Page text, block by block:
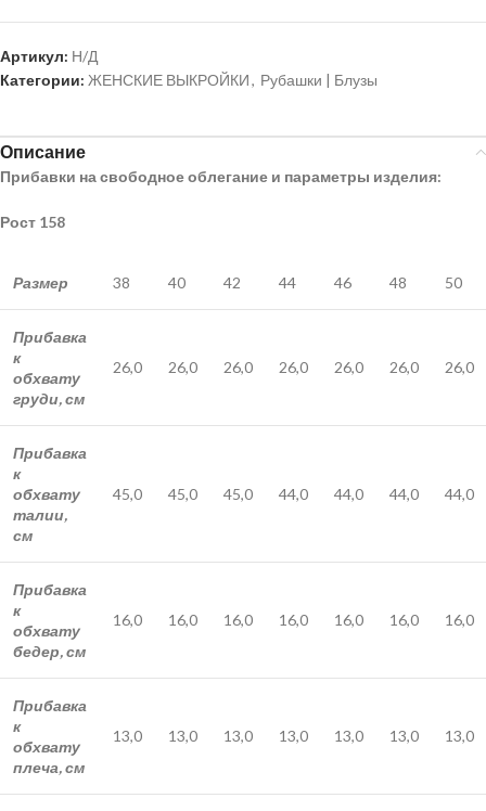
Артикул: Н/Д
Категории: ЖЕНСКИЕ ВЫКРОЙКИ, Рубашки | Блузы
Описание
Прибавки на свободное облегание и параметры изделия:
Рост 158
Размер 38 40 42 44 46 48 50
Прибавка
к
обхвату
груди, см
26,0 26,0 26,0 26,0 26,0 26,0 26,0
Прибавка
к
обхвату
талии,
см
45,0 45,0 45,0 44,0 44,0 44,0 44,0
Прибавка
к
обхвату
бедер, см
16,0 16,0 16,0 16,0 16,0 16,0 16,0
Прибавка
к
обхвату
плеча, см
13,0 13,0 13,0 13,0 13,0 13,0 13,0